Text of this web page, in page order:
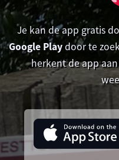
Je kan de app gratis
Google Playdoor te
herkent de app